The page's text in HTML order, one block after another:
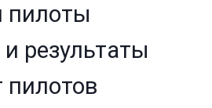
пилоты
результаты